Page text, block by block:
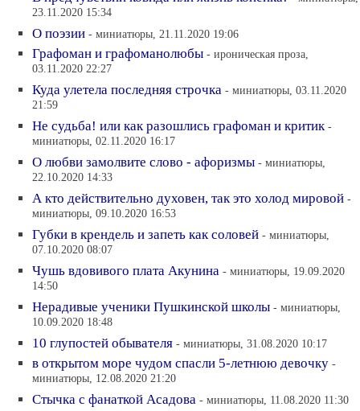
23.11.2020 15:34
О поэзии - миниатюры, 21.11.2020 19:06
Графоман и графоманолюбы - ироническая проза,
03.11.2020 22:27
Куда улетела последняя строчка - миниатюры, 03.11.2020
21:59
Не судьба! или как разошлись графоман и критик -
миниатюры, 02.11.2020 16:17
О любви замолвите слово - афоризмы - миниатюры,
22.10.2020 14:33
А кто действительно духовен, так это холод мировой -
миниатюры, 09.10.2020 16:53
Губки в крендель и запеть как соловей - миниатюры,
07.10.2020 08:07
Чушь вдовивого плата Акунина - миниатюры, 19.09.2020
14:50
Нерадивые ученики Пушкинской школы - миниатюры,
10.09.2020 18:48
10 глупостей обывателя - миниатюры, 31.08.2020 10:17
в открытом море чудом спасли 5-летнюю девочку -
миниатюры, 12.08.2020 21:20
Стычка с фанаткой Асадова - миниатюры, 11.08.2020 11:30